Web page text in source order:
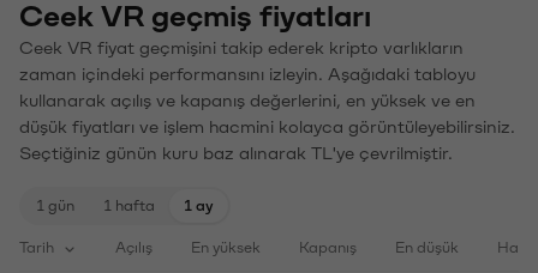
Ceek VR geçmiş fiyatları
Ceek VR fiyat geçmişini takip ederek kripto varlıkların
zaman içindeki performansını izleyin. Aşağıdaki tabloyu
kullanarak açılış ve kapanış değerlerini, en yüksek ve en
düşük fiyatları ve işlem hacmini kolayca görüntüleyebilirsiniz.
Seçtiğiniz günün kuru baz alınarak TL'ye çevrilmiştir.
1 gün 1 hafta 1 ay
Tarih Açılış En yüksek Kapanış En düşük